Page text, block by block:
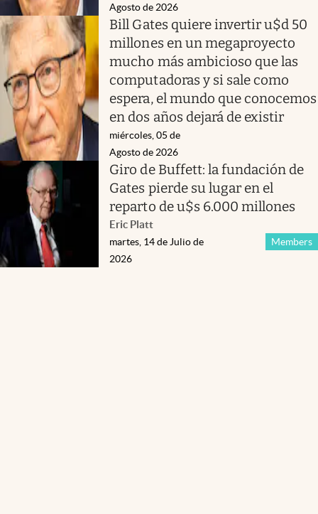
Agosto de 2026
Bill Gates quiere invertir u$d 50
millones en un megaproyecto
mucho más ambicioso que las
computadoras y si sale como
espera, el mundo que conocemos
en dos años dejará de existir
miércoles, 05 de
Agosto de 2026
Giro de Buffett: la fundación de
Gates pierde su lugar en el
reparto de u$s 6.000 millones
Eric Platt
Members
martes, 14 de Julio de
2026